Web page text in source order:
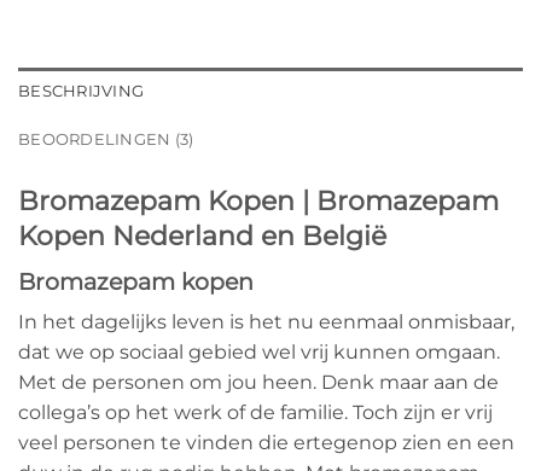
BESCHRIJVING
BEOORDELINGEN (3)
Bromazepam Kopen | Bromazepam
Kopen Nederland en België
Bromazepam kopen
In het dagelijks leven is het nu eenmaal onmisbaar,
dat we op sociaal gebied wel vrij kunnen omgaan.
Met de personen om jou heen. Denk maar aan de
collega’s op het werk of de familie. Toch zijn er vrij
veel personen te vinden die ertegenop zien en een